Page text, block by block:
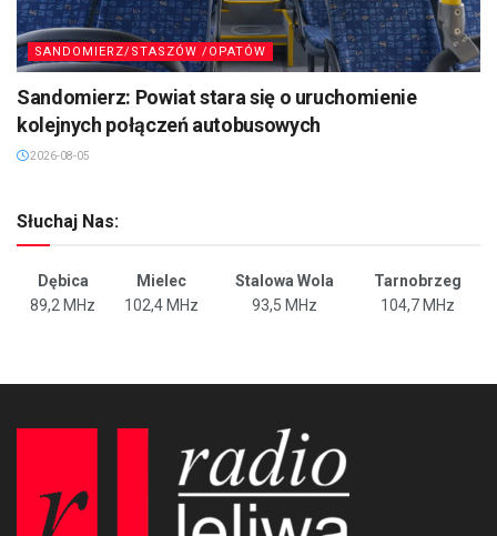
SANDOMIERZ/STASZÓW /OPATÓW
Sandomierz: Powiat stara się o uruchomienie
kolejnych połączeń autobusowych
2026-08-05
Słuchaj Nas:
Dębica Mielec Stalowa Wola
Tarnobrzeg
89,2 MHz
102,4 MHz 93,5 MHz 104,7 MHz